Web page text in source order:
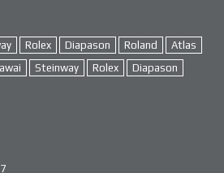
Rolex Diapason Roland
Atlas
Steinway Rolex
Diapason